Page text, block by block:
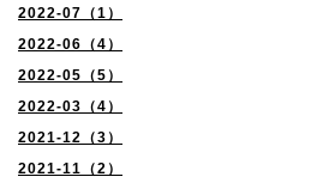
2022-07（1）
2022-06（4）
2022-05（5）
2022-03（4）
2021-12（3）
2021-11（2）